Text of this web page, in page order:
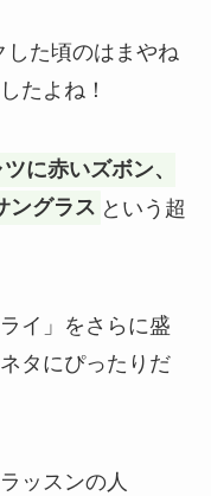
た頃のはまやね
たよね！
に赤いズボン、
ングラス という超
イ」をさらに盛
タにぴったりだ
ッスンの人